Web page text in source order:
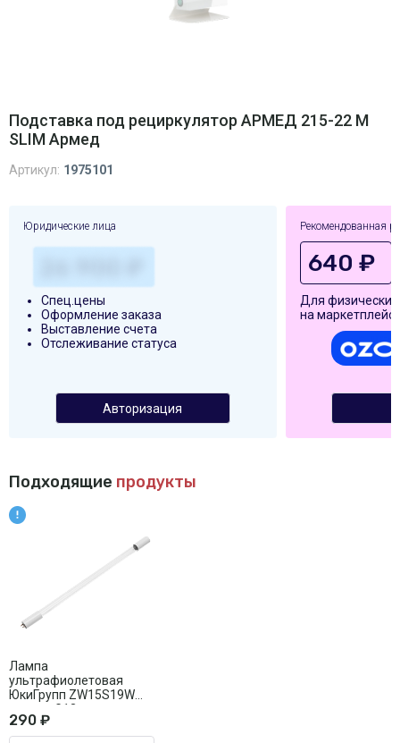
Подставка под рециркулятор АРМЕД 215-22 M
SLIM Армед
Артикул: 1975101
Юридические лица
Спец.цены
Оформление заказа
Выставление счета
Отслеживание статуса
Авторизация
Рекомендованная
640 ₽
Для
на
Подходящие продукты
Лампа
ультрафиолетовая
ЮкиГрупп ZW15S19W
цоколь G13
290 ₽